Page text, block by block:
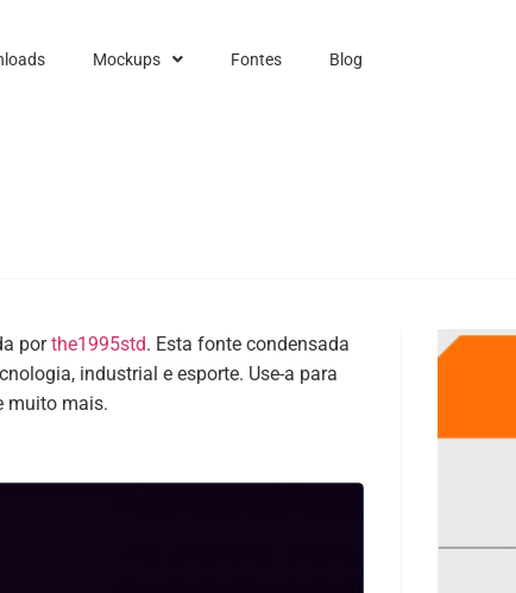
Mockups Fontes Blog
porthe1995std. Esta fonte condensada
industrial e esporte. Use-a para
muito mais.